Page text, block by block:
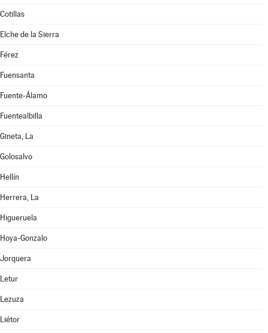
Cotillas
Elche de la Sierra
Férez
Fuensanta
Fuente-Álamo
Fuentealbilla
Gineta, La
Golosalvo
Hellín
Herrera, La
Higueruela
Hoya-Gonzalo
Jorquera
Letur
Lezuza
Liétor